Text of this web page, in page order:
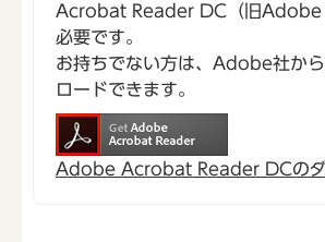
Acrobat Reader DC（旧Adobe
必要です。
お持ちでない方は、Adobe社か
ロードできます。
Adobe Acrobat Reader DCのダ